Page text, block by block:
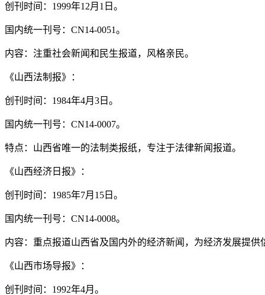
创刊时间：1999年12月1日。
国内统一刊号：CN14-0051。
内容：注重社会新闻和民生报道，风格亲民。
《山西法制报》：
创刊时间：1984年4月3日。
国内统一刊号：CN14-0007。
特点：山西省唯一的法制类报纸，专注于法律新闻报道。
《山西经济日报》：
创刊时间：1985年7月15日。
国内统一刊号：CN14-0008。
内容：重点报道山西省及国内外的经济新闻，为经济发展提供
《山西市场导报》：
创刊时间：1992年4月。